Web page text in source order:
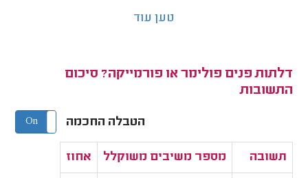
טען עוד
דלתות פנים פולימר או פורמייקה? סיכום
התשובות
הטבלה החכמה On Off
תשובה מספר משיבים משוקלל אחוז